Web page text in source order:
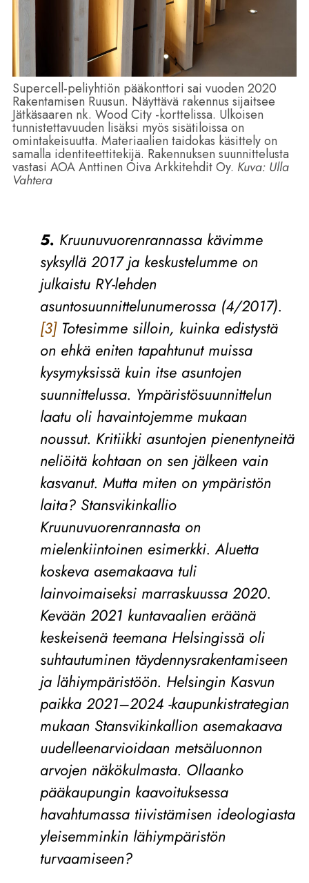
Supercell-peliyhtiön pääkonttori sai vuoden 2020
Rakentamisen Ruusun. Näyttävä rakennus sijaitsee
Jätkäsaaren nk. Wood City -korttelissa. Ulkoisen
tunnistettavuuden lisäksi myös sisätiloissa on
omintakeisuutta. Materiaalien taidokas käsittely on
samalla identiteettitekijä. Rakennuksen suunnittelusta
vastasi AOA Anttinen Oiva Arkkitehdit Oy. Kuva: Ulla
Vahtera
5. Kruunuvuorenrannassa kävimme
syksyllä 2017 ja keskustelumme on
julkaistu RY-lehden
asuntosuunnittelunumerossa (4/2017).
[3]Totesimme silloin, kuinka edistystä
on ehkä eniten tapahtunut muissa
kysymyksissä kuin itse asuntojen
suunnittelussa. Ympäristösuunnittelun
laatu oli havaintojemme mukaan
noussut. Kritiikki asuntojen pienentyneitä
neliöitä kohtaan on sen jälkeen vain
kasvanut. Mutta miten on ympäristön
laita? Stansvikinkallio
Kruunuvuorenrannasta on
mielenkiintoinen esimerkki. Aluetta
koskeva asemakaava tuli
lainvoimaiseksi marraskuussa 2020.
Kevään 2021 kuntavaalien eräänä
keskeisenä teemana Helsingissä oli
suhtautuminen täydennysrakentamiseen
ja lähiympäristöön. Helsingin Kasvun
paikka 2021–2024 -kaupunkistrategian
mukaan Stansvikinkallion asemakaava
uudelleenarvioidaan metsäluonnon
arvojen näkökulmasta. Ollaanko
pääkaupungin kaavoituksessa
havahtumassa tiivistämisen ideologiasta
yleisemminkin lähiympäristön
turvaamiseen?